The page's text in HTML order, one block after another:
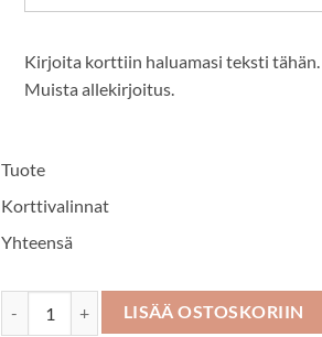
Kirjoita korttiin haluamasi teksti tähän.
Muista allekirjoitus.
Tuote
Korttivalinnat
Yhteensä
Arkkulaite No 12 määräLISÄÄ OSTOSKORIIN